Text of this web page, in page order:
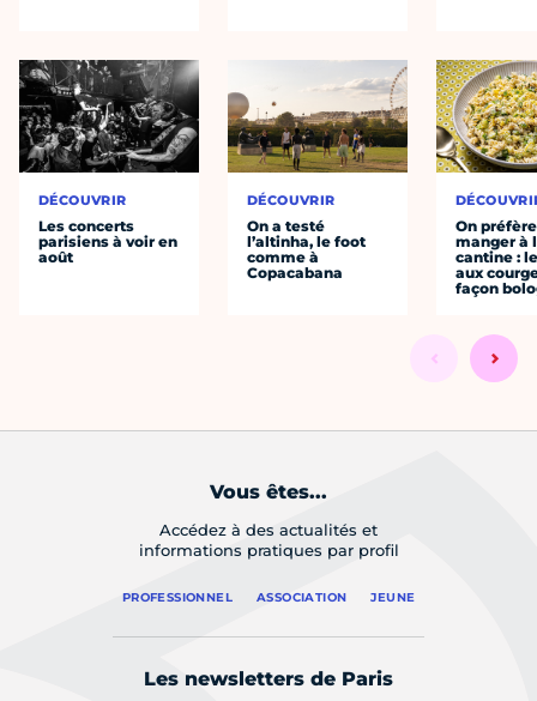
DÉCOUVRIR
Les concerts
parisiens à voir en
août
DÉCOUVRIR
On a testé
l’altinha, le foot
comme à
Copacabana
On préfère
manger à
cantine :
aux
façon
Vous êtes...
Accédez à des actualités et
informations pratiques par profil
PROFESSIONNEL ASSOCIATION JEUNE
Les newsletters de Paris